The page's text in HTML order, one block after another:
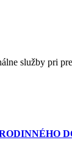
služby pri